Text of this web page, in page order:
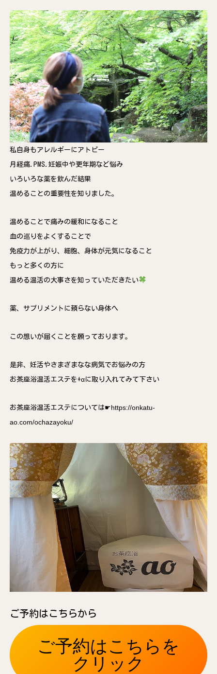
私自身もアレルギーにアトピー
月経痛.PMS.妊娠中や更年期など悩み
いろいろな薬を飲んだ結果
温めることの重要性を知りました。
温めることで痛みの緩和になること
血の巡りをよくすることで
免疫力が上がり、細胞、身体が元気になること
もっと多くの方に
温める温活の大事さを知っていただきたい
薬、サプリメントに頼らない身体へ
この想いが届くことを願っております。
是非、妊活やさまざまなな病気でお悩みの方
お茶座浴温活エステを+αに取り入れてみて下さい
お茶座浴温活エステについては☛https://onkatu-
ao.com/ochazayoku/
ご予約はこちらから
ご予約はこちらを
クリック